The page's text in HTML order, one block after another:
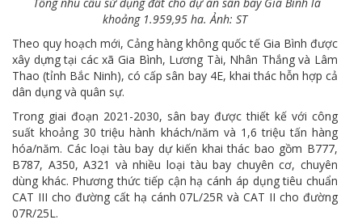
khoảng 1.959,95 ha. Ảnh: ST
Theo quy hoạch mới, Cảng hàng không quốc tế Gia Bình được
xây dựng tại các xã Gia Bình, Lương Tài, Nhân Thắng và Lâm
Thao (tỉnh Bắc Ninh), có cấp sân bay 4E, khai thác hỗn hợp cả
dân dụng và quân sự.
Trong giai đoạn 2021-2030, sân bay được thiết kế với công
suất khoảng 30 triệu hành khách/năm và 1,6 triệu tấn hàng
hóa/năm. Các loại tàu bay dự kiến khai thác bao gồm B777,
B787, A350, A321 và nhiều loại tàu bay chuyên cơ, chuyên
dùng khác. Phương thức tiếp cận hạ cánh áp dụng tiêu chuẩn
CAT III cho đường cất hạ cánh 07L/25R và CAT II cho đường
07R/25L.